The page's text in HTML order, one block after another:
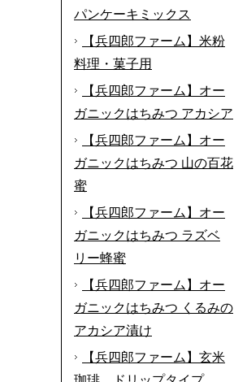
パンケーキミックス
【兵四郎ファーム】米粉
料理・菓子用
【兵四郎ファーム】オー
ガニックはちみつ アカシア
【兵四郎ファーム】オー
ガニックはちみつ 山の百花
蜜
【兵四郎ファーム】オー
ガニックはちみつ ラズベ
リー蜂蜜
【兵四郎ファーム】オー
ガニックはちみつ くるみの
アカシア漬け
【兵四郎ファーム】玄米